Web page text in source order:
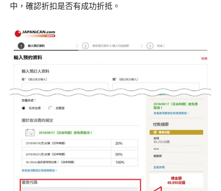
中，確認折扣是否有成功折抵。